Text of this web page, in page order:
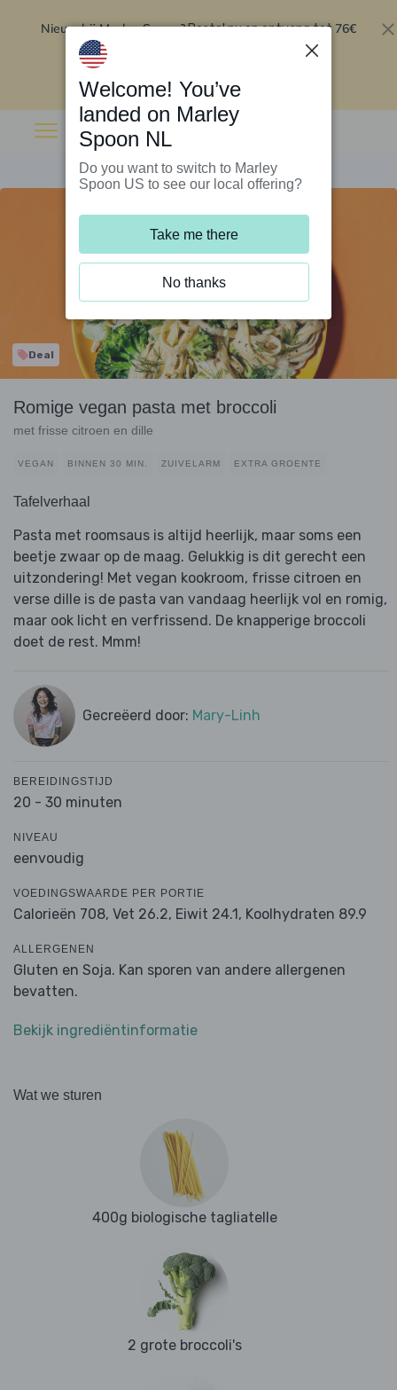
Nieuw bij Marley Spoon?Bestel nu en ontvang tot 76€
Deal
Romige vegan pasta met broccoli
met frisse citroen en dille
VEGAN BINNEN 30 MIN. ZUIVELARM EXTRA GROENTE
Tafelverhaal
Pasta met roomsaus is altijd heerlijk, maar soms een
beetje zwaar op de maag. Gelukkig is dit gerecht een
uitzondering! Met vegan kookroom, frisse citroen en
verse dille is de pasta van vandaag heerlijk vol en romig,
maar ook licht en verfrissend. De knapperige broccoli
doet de rest. Mmm!
Gecreëerd door: Mary-Linh
BEREIDINGSTIJD
20 - 30 minuten
NIVEAU
eenvoudig
VOEDINGSWAARDE PER PORTIE
Calorieën 708, Vet 26.2, Eiwit 24.1, Koolhydraten 89.9
ALLERGENEN
Gluten en Soja. Kan sporen van andere allergenen
bevatten.
Bekijk ingrediëntinformatie
Wat we sturen
400g biologische tagliatelle
2 grote broccoli's
Welcome! You’ve
landed on Marley
Spoon NL
Do you want to switch to Marley
Spoon US to see our local offering?
Take me there
No thanks